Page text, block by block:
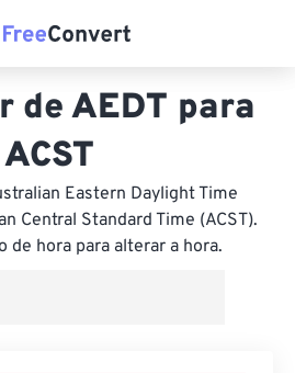
de AEDT para
ACST
Eastern Daylight Time
Central Standard Time (ACST).
de hora para alterar a hora.